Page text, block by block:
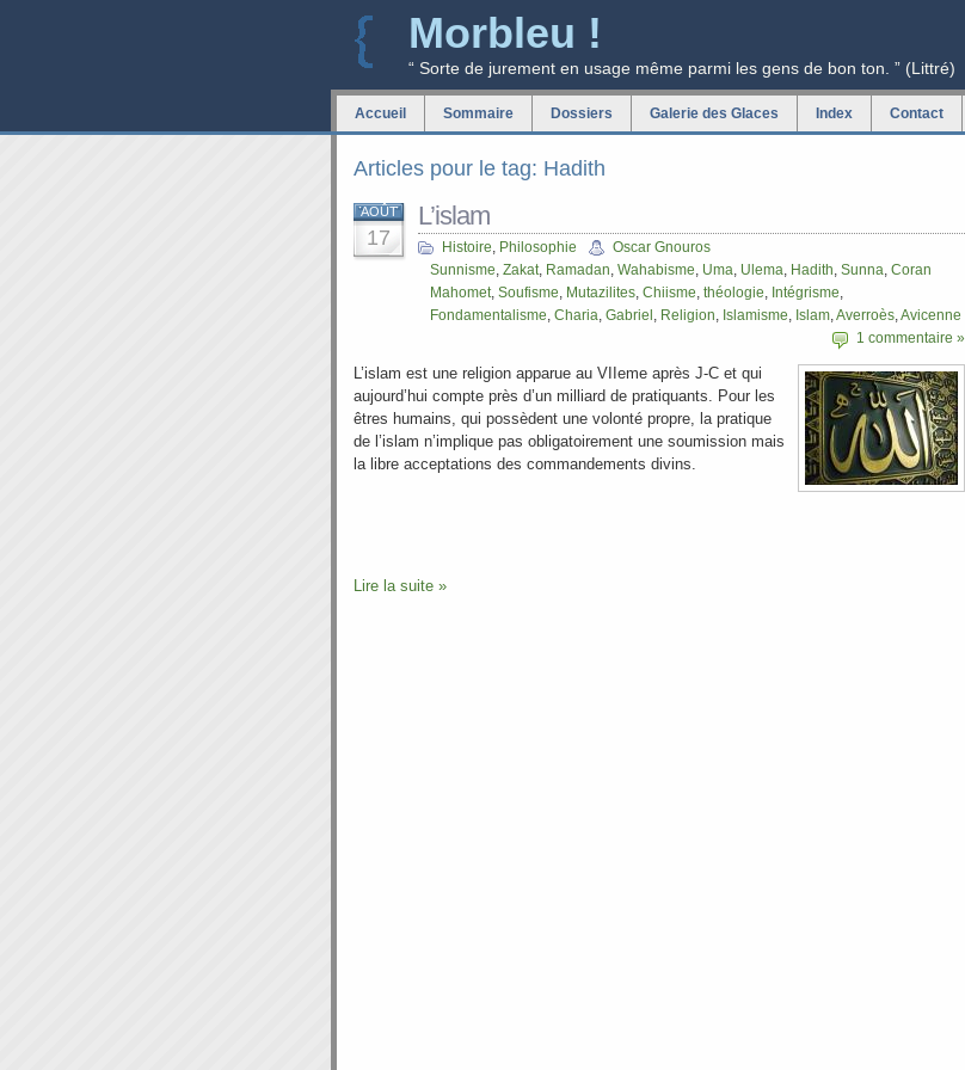
Morbleu !
“ Sorte de jurement en usage même parmi les gens de bon ton. ” (Littré)
Accueil Sommaire Dossiers Galerie des Glaces Index Contact
Articles pour le tag: Hadith
AOÛT
17
L’islam
Histoire, Philosophie
Oscar Gnouros
Sunnisme, Zakat, Ramadan, Wahabisme, Uma, Ulema, Hadith, Sunna, Coran
Mahomet, Soufisme, Mutazilites, Chiisme, théologie, Intégrisme,
Fondamentalisme, Charia, Gabriel , Religion, Islamisme, Islam,Averroès,Avicenne
1 commentaire »
L’islam est une religion apparue au VIIeme après J-C et qui
aujourd’hui compte près d’un milliard de pratiquants. Pour les
êtres humains, qui possèdent une volonté propre, la pratique
de l’islam n’implique pas obligatoirement une soumission mais
la libre acceptations des commandements divins.
Lire la suite »